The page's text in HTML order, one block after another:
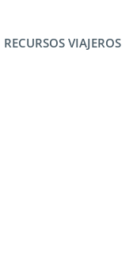
RECURSOS VIAJEROS